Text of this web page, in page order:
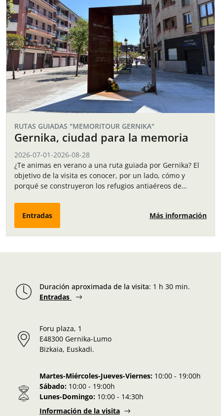
RUTAS GUIADAS "MEMORITOUR GERNIKA"
Gernika, ciudad para la memoria
2026-07-01-2026-08-28
¿Te animas en verano a una ruta guiada por Gernika? El
objetivo de la visita es conocer, por un lado, cómo y
porqué se construyeron los refugios antiaéreos de
Entradas Más información
Duración aproximada de la visita: 1 h 30 min.
Entradas
Foru plaza, 1
E48300 Gernika-Lumo
Bizkaia, Euskadi.
Martes-Miércoles-Jueves-Viernes: 10:00 - 19:00h
Sábado: 10:00 - 19:00h
Lunes-Domingo: 10:00 - 14:30h
Información de la visita